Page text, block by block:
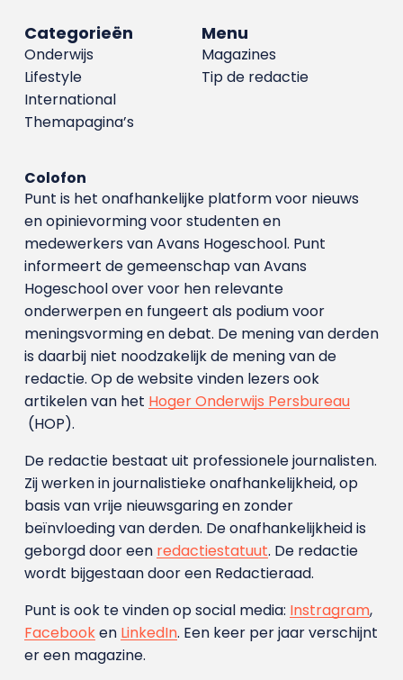
Menu
Magazines
Tip de redactie
Categorieën
Onderwijs
Lifestyle
International
Themapagina’s
Colofon
Punt is het onafhankelijke platform voor nieuws
en opinievorming voor studenten en
medewerkers van Avans Hoge­school. Punt
informeert de gemeenschap van Avans
Hogeschool over voor hen relevante
onderwerpen en fungeert als podium voor
meningsvorming en debat. De mening van derden
is daarbij niet noodzakelijk de mening van de
redactie. Op de website vinden lezers ook
artikelen van het Hoger Onderwijs Persbureau
(HOP).
De redactie bestaat uit professionele journalisten.
Zij werken in journalistieke onafhankelijkheid, op
basis van vrije nieuwsgaring en zonder
beïnvloeding van derden. De onafhankelijkheid is
geborgd door een redactiestatuut. De redactie
wordt bijgestaan door een Redactieraad.
Punt is ook te vinden op social media: Instragram,
Facebooken LinkedIn. Een keer per jaar verschijnt
er een magazine.